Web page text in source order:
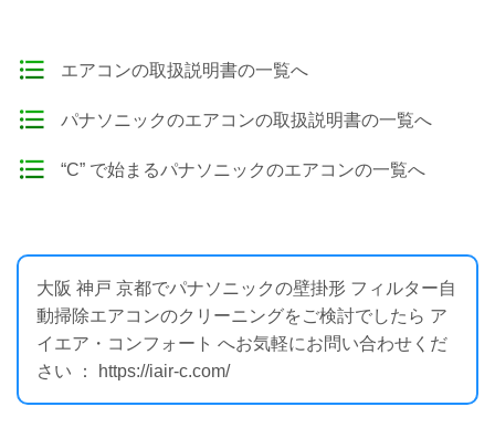
エアコンの取扱説明書の一覧へ
パナソニックのエアコンの取扱説明書の一覧へ
“C” で始まるパナソニックのエアコンの一覧へ
大阪 神戸 京都でパナソニックの壁掛形 フィルター自
動掃除エアコンのクリーニングをご検討でしたら ア
イエア・コンフォート へお気軽にお問い合わせくだ
さい ： https://iair-c.com/